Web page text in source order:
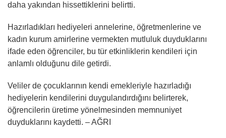
daha yakından hissettiklerini belirtti.
Hazırladıkları hediyeleri annelerine, öğretmenlerine ve
kadın kurum amirlerine vermekten mutluluk duyduklarını
ifade eden öğrenciler, bu tür etkinliklerin kendileri için
anlamlı olduğunu dile getirdi.
Veliler de çocuklarının kendi emekleriyle hazırladığı
hediyelerin kendilerini duygulandırdığını belirterek,
öğrencilerin üretime yönelmesinden memnuniyet
duyduklarını kaydetti. – AĞRI